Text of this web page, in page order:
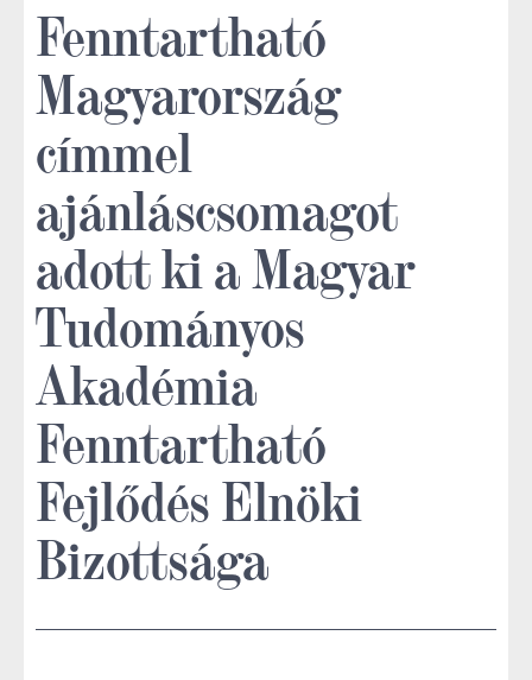
Fenntartható
Magyarország
címmel
ajánláscsomagot
adott ki a Magyar
Tudományos
Akadémia
Fenntartható
Fejlődés Elnöki
Bizottsága